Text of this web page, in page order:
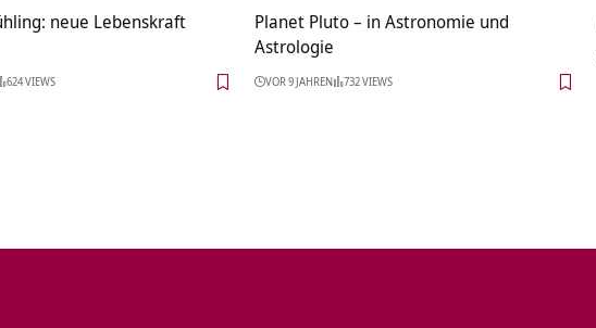
neue Lebenskraft
624 VIEWS
Planet Pluto – in Astronomie und
Astrologie
VOR 9 JAHREN 732 VIEWS